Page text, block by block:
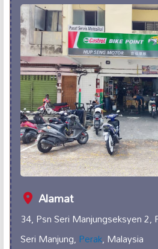
Alamat
34, Psn Seri Manjungseksyen 2,
Seri Manjung,Perak, Malaysia